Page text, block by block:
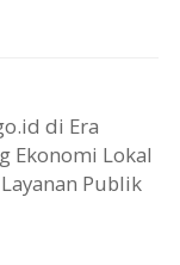
di Era
Ekonomi Lokal
Publik